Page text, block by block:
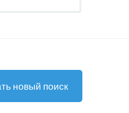
новый поиск